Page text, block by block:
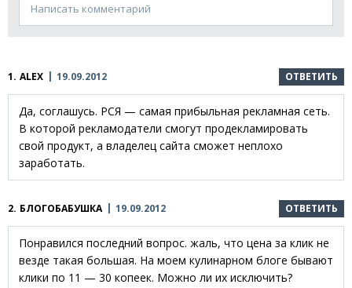
Написать комментарий
1. ALEX 19.09.2012 ОТВЕТИТЬ
Да, соглашусь. РСЯ — самая прибыльная рекламная сеть.
В которой рекламодатели смогут продекламировать
свой продукт, а владелец сайта сможет неплохо
заработать.
2. БЛОГОБАБУШКА 19.09.2012 ОТВЕТИТЬ
Понравился последний вопрос. жаль, что цена за клик не
везде такая большая. На моем кулинарном блоге бывают
клики по 11 — 30 копеек. Можно ли их исключить?